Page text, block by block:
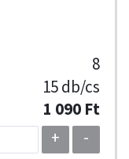
8
15 db/cs
1 090 Ft
+
-